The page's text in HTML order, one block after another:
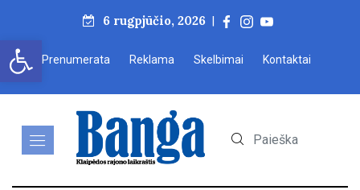
Open toolbar
6 rugpjūčio, 2026 |
Prenumerata Reklama Skelbimai Kontaktai